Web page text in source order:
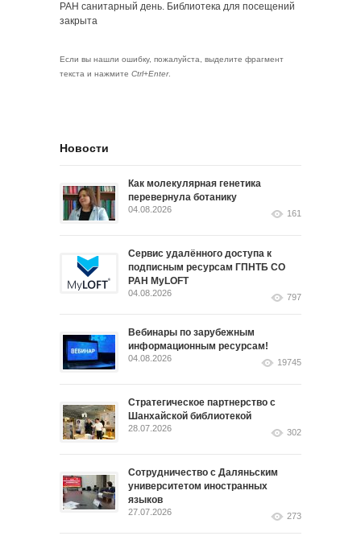
РАН санитарный день. Библиотека для посещений
закрыта
Если вы нашли ошибку, пожалуйста, выделите фрагмент
текста и нажмите Ctrl+Enter.
Новости
Как молекулярная генетика
перевернула ботанику
04.08.2026 161
Сервис удалённого доступа к
подписным ресурсам ГПНТБ СО
РАН MyLOFT
04.08.2026 797
Вебинары по зарубежным
информационным ресурсам!
04.08.2026 19745
Стратегическое партнерство с
Шанхайской библиотекой
28.07.2026 302
Сотрудничество с Даляньским
университетом иностранных
языков
27.07.2026 273